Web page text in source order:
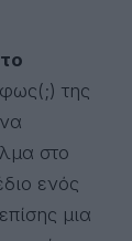
της
στο
ενός
μια